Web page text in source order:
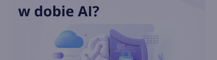
Nowe funkcje AI w Windows